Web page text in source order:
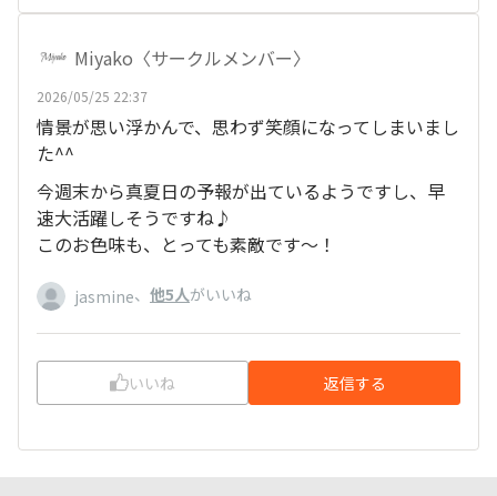
Miyako〈サークルメンバー〉
2026/05/25 22:37
情景が思い浮かんで、思わず笑顔になってしまいまし
た^^
今週末から真夏日の予報が出ているようですし、早
速大活躍しそうですね♪
このお色味も、とっても素敵です～！
jasmine、 他5人がいいね
いいね 返信する